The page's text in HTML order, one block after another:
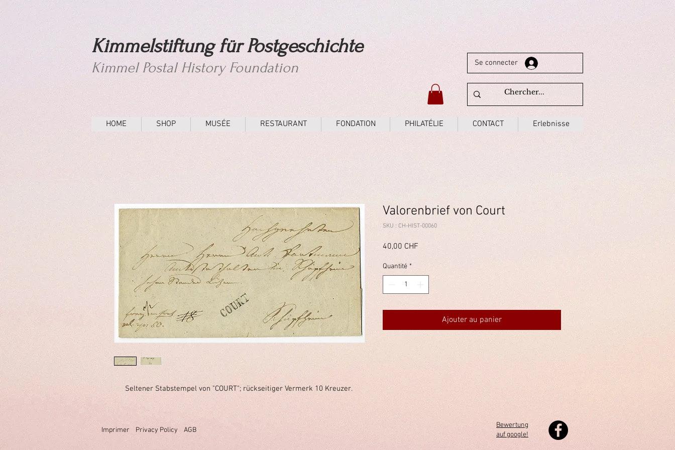
Kimmelstiftung für Postgeschichte
Kimmel Postal History Foundation Se connecter
HOME SHOP MUSÉE RESTAURANT FONDATION PHILATÉLIE CONTACT Erlebnisse
Seltener Stabstempel von "COURT"; rückseitiger Vermerk 10 Kreuzer.
Valorenbrief von Court
SKU : CH-HIST-00060
40,00 CHF
Quantité *
Ajouter au panier
Imprimer Privacy Policy AGB
Bewertung
auf google!